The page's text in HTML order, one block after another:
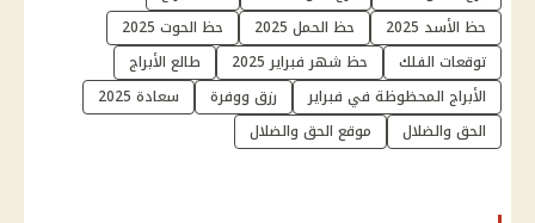
حظ الأسد 2025
حظ الحمل 2025
حظ الحوت 2025
توقعات الفلك
حظ شهر فبراير 2025
طالع الأبراج
الأبراج المحظوظة في فبراير
رزق ووفرة
سعادة 2025
الحق والضلال
موقع الحق والضلال